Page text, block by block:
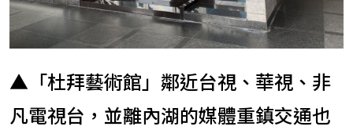
▲「杜拜藝術館」鄰近台視、華視、非
凡電視台，並離內湖的媒體重鎮交通也